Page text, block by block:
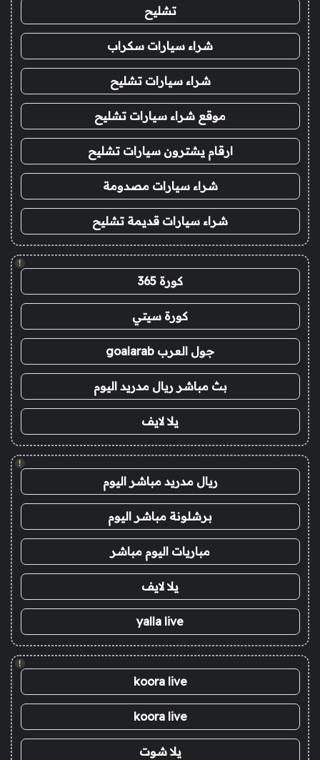
تشليح
شراء سيارات سكراب
شراء سيارات تشليح
موقع شراء سيارات تشليح
ارقام يشترون سيارات تشليح
شراء سيارات مصدومة
شراء سيارات قديمة تشليح
!
كورة 365
كورة سيتي
جول العرب goalarab
بث مباشر ريال مدريد اليوم
يلا لايف
!
ريال مدريد مباشر اليوم
برشلونة مباشر اليوم
مباريات اليوم مباشر
يلا لايف
yalla live
!
koora live
koora live
يلا شوت